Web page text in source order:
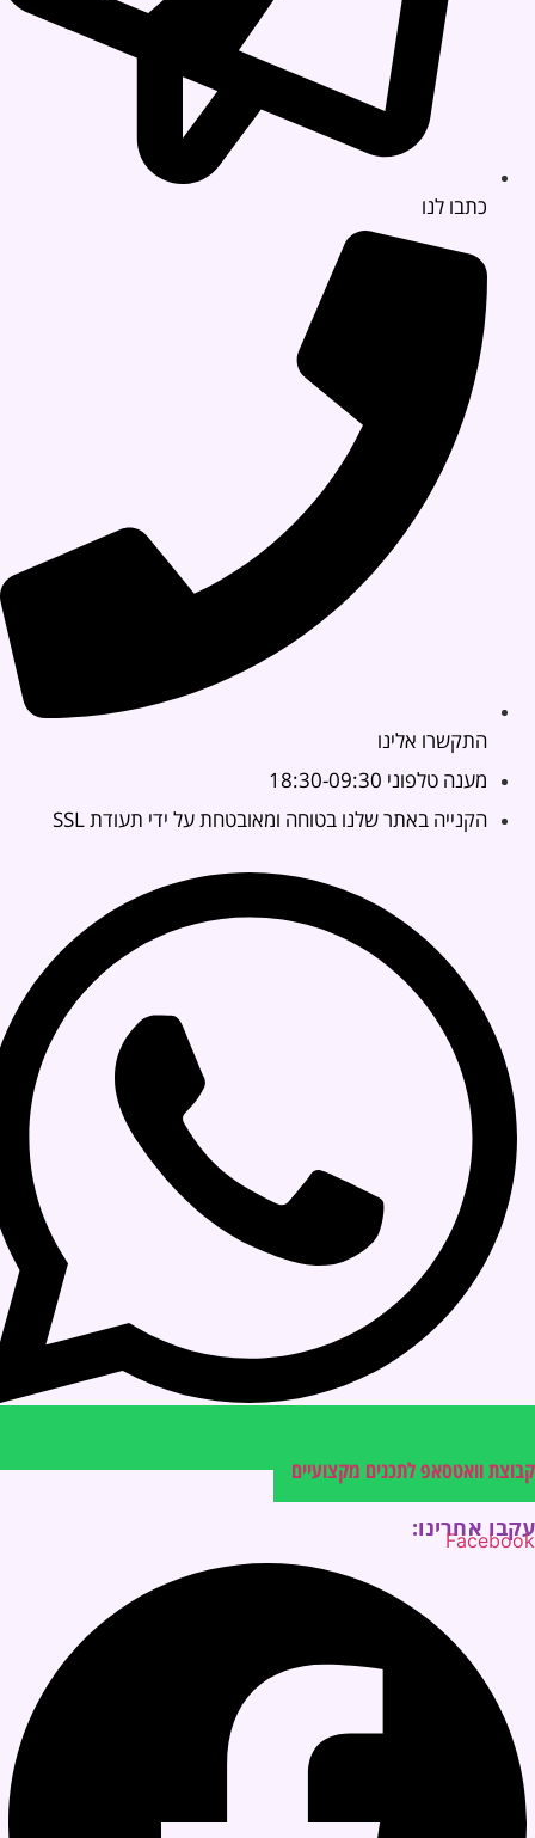
כתבו לנו
התקשרו אלינו
מענה טלפוני 18:30-09:30
הקנייה באתר שלנו בטוחה ומאובטחת על ידי תעודת SSL
קבוצת וואטסאפ לתכנים מקצועיים
עקבו אחרינו:
Facebook